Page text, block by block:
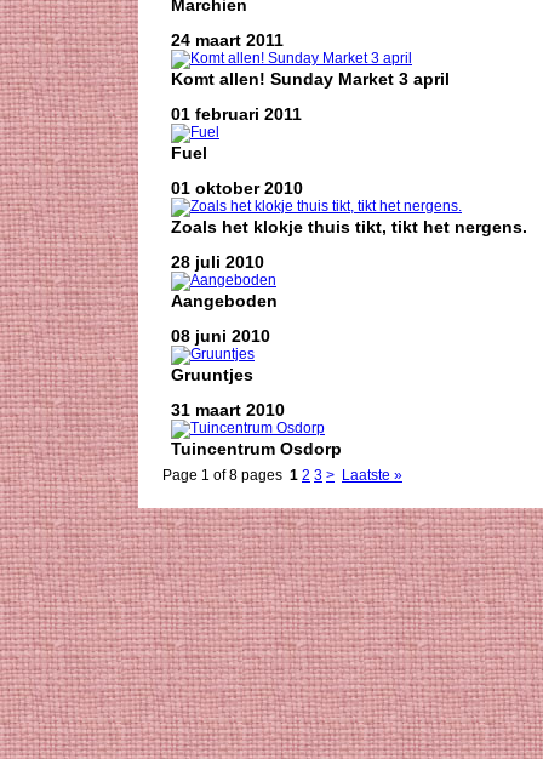
Marchien
24 maart 2011
Komt allen! Sunday Market 3 april
01 februari 2011
Fuel
01 oktober 2010
Zoals het klokje thuis tikt, tikt het nergens.
28 juli 2010
Aangeboden
08 juni 2010
Gruuntjes
31 maart 2010
Tuincentrum Osdorp
Page 1 of 8 pages 1 2 3 > Laatste »